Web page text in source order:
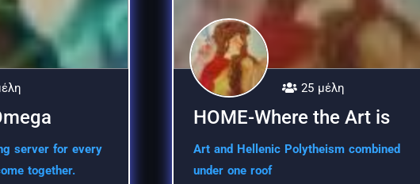
server for every
together.
25 μέλη
HOME-Where the Art is
Art and Hellenic Polytheism combined
under one roof